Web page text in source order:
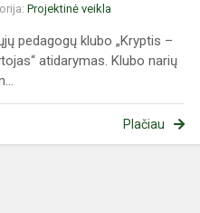
Projektinė veikla
pedagogų klubo „Kryptis –
atidarymas. Klubo narių
Plačiau